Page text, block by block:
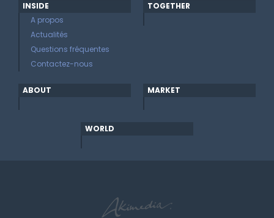
INSIDE
A propos
Actualités
Questions fréquentes
Contactez-nous
TOGETHER
ABOUT MARKET
WORLD